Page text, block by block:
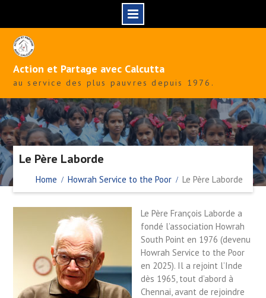
content
Action et Partage avec Calcutta
au service des plus pauvres depuis 1976.
Le Père Laborde
Home Howrah Service to the Poor Le Père Laborde
Le Père François Laborde a
fondé l’association Howrah
South Point en 1976 (devenu
Howrah Service to the Poor
en 2025). Il a rejoint l’Inde
dès 1965, tout d’abord à
Chennai, avant de rejoindre